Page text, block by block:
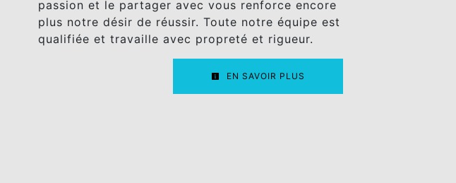
passion et le partager avec vous renforce encore
plus notre désir de réussir. Toute notre équipe est
qualifiée et travaille avec propreté et rigueur.
EN SAVOIR PLUS